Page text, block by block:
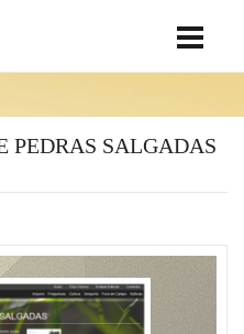
PEDRAS SALGADAS